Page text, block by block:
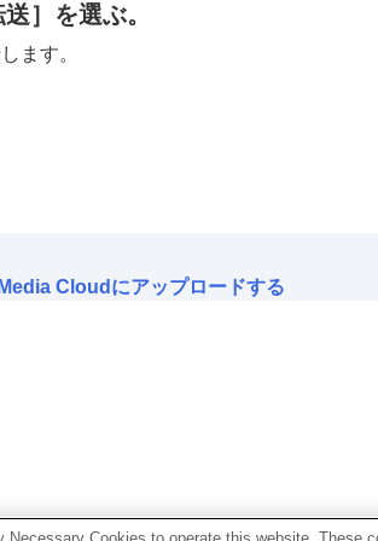
存/反映する
トウェアのアップデートを行う
］ を選ぶ。
ます。
Cloudにアップロードする